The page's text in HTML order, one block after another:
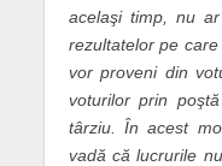
acelaşi timp, nu
rezultatelor pe
vor proveni din
voturilor prin
târziu. În acest
vadă că lucrurile